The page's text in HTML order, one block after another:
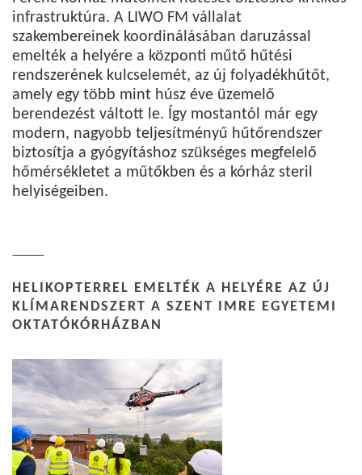
infrastruktúra. A LIWO FM vállalat
szakembereinek koordinálásában daruzással
emelték a helyére a központi műtő hűtési
rendszerének kulcselemét, az új folyadékhűtőt,
amely egy több mint húsz éve üzemelő
berendezést váltott le. Így mostantól már egy
modern, nagyobb teljesítményű hűtőrendszer
biztosítja a gyógyításhoz szükséges megfelelő
hőmérsékletet a műtőkben és a kórház steril
helyiségeiben.
HELIKOPTERREL EMELTÉK A HELYÉRE AZ ÚJ
KLÍMARENDSZERT A SZENT IMRE EGYETEMI
OKTATÓKÓRHÁZBAN